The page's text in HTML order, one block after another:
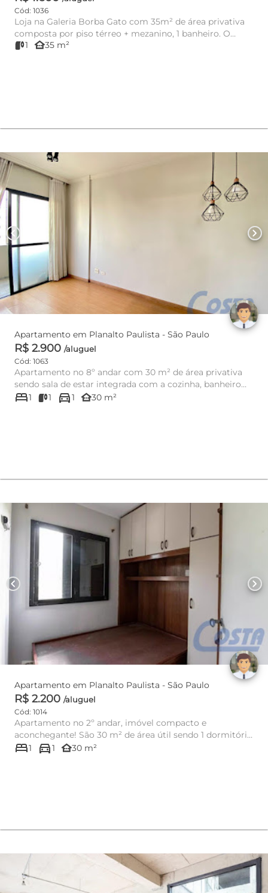
Cód: 1036
Loja na Galeria Borba Gato com 35m² de área privativa
composta por piso térreo + mezanino, 1 banheiro. O
imóvel pos...
1 other_houses35 m²
chevron_left chevron_right
Apartamento em Planalto Paulista - São Paulo
R$ 2.900 /aluguel
Cód: 1063
Apartamento no 8º andar com 30 m² de área privativa
sendo sala de estar integrada com a cozinha, banheiro
social c...
bed1 1 directions_car1 other_houses30 m²
chevron_left chevron_right
Apartamento em Planalto Paulista - São Paulo
R$ 2.200 /aluguel
Cód: 1014
Apartamento no 2º andar, imóvel compacto e
aconchegante! São 30 m² de área útil sendo 1 dormitório
com guarda roupas, ...
bed1 directions_car1 other_houses30 m²